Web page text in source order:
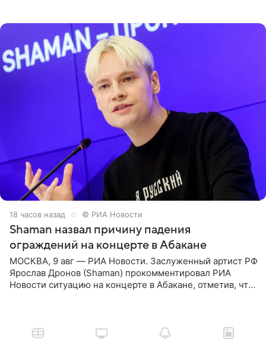
18 часов назад © РИА Новости
Shaman назвал причину падения
ограждений на концерте в Абакане
МОСКВА, 9 авг — РИА Новости. Заслуженный артист РФ
Ярослав Дронов (Shaman) прокомментировал РИА
Новости ситуацию на концерте в Абакане, отметив, что